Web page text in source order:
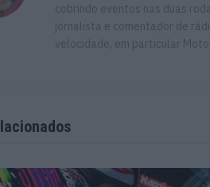
cobrindo eventos nas duas
jornalista e comentador de
velocidade, em particular